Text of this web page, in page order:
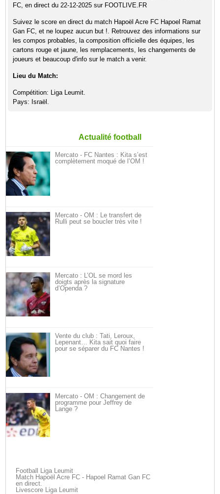
FC, en direct du 22-12-2025 sur FOOTLIVE.FR
Suivez le score en direct du match Hapoël Acre FC Hapoel Ramat
Gan FC, et ne loupez aucun but !. Retrouvez des informations sur
les compos probables, la composition officielle des équipes, les
cartons rouge et jaune, les remplacements, les changements de
joueurs et beaucoup d'info sur le match a venir.
Lieu du Match:
Compétition: Liga Leumit.
Pays: Israël.
Actualité football
Mercato - FC Nantes : Kita s’est
complètement moqué de l’OM !
Mercato - OM : Le transfert de
Rulli peut se boucler très vite !
Mercato : L’OL se mord les
doigts après la signature
d’Openda ?
Vente du club : Tati, Leroux,
Lepenant… Kita sait quoi faire
pour se séparer du FC Nantes !
Mercato - OM : Changement de
programme pour Jeffrey de
Lange ?
Football Liga Leumit
Match Hapoël Acre FC - Hapoel Ramat Gan FC
en direct.
Livescore Liga Leumit